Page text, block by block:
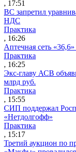
, 17:51
ВС запретил
НДС
Практика
, 16:26
Аптечная сеть
Практика
, 16:25
Экс-главу АСВ
млрд руб.
Практика
, 15:55
СИП поддержал
«Нетдолгофф»
Практика
, 15:17
Третий аукцион по